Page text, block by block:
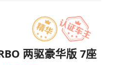
众探岳倒是不错，可
成本高还是软了。最
比较均衡，空间大，油
之后感觉也可以，就决
两驱豪华版 7座